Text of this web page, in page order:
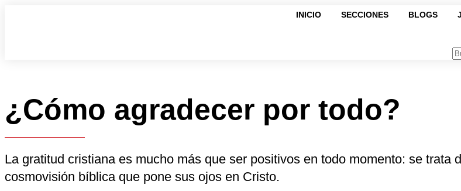
INICIO SECCIONES BLOGS
¿Cómo agradecer por todo?
La gratitud cristiana es mucho más que ser positivos en todo momento: se trata
cosmovisión bíblica que pone sus ojos en Cristo.